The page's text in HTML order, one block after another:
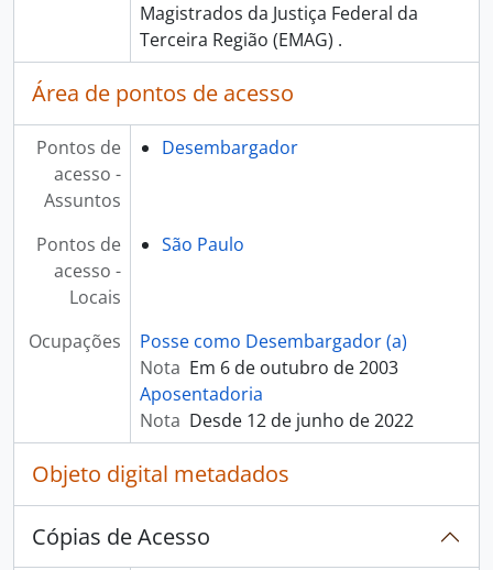
Magistrados da Justiça Federal da
Terceira Região (EMAG) .
Área de pontos de acesso
Pontos de
acesso -
Assuntos
Desembargador
Pontos de
acesso -
Locais
São Paulo
Ocupações
Posse como Desembargador (a)
Nota Em 6 de outubro de 2003
Aposentadoria
Nota Desde 12 de junho de 2022
Objeto digital metadados
Cópias de Acesso